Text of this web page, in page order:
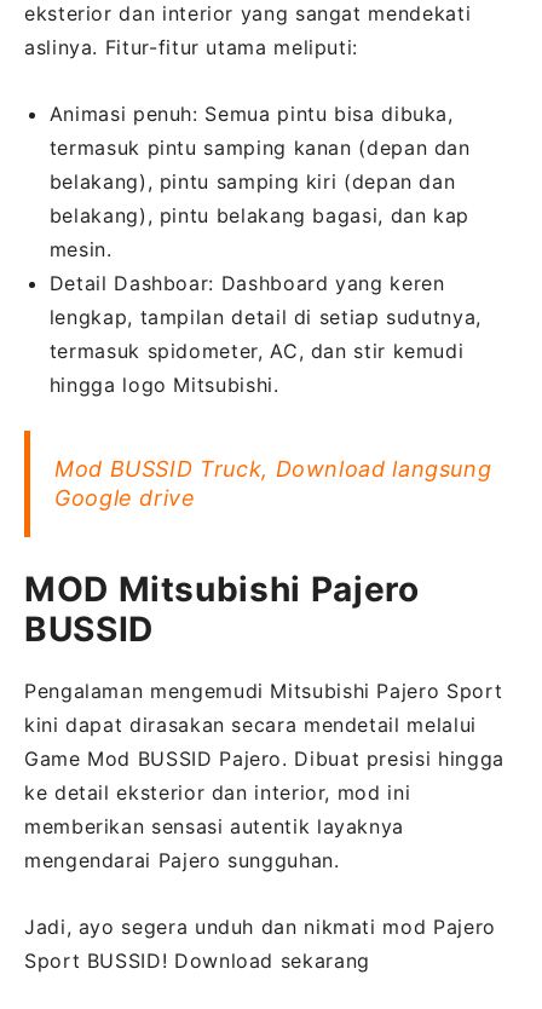
eksterior dan interior yang sangat mendekati
aslinya. Fitur-fitur utama meliputi:
Animasi penuh: Semua pintu bisa dibuka,
termasuk pintu samping kanan (depan dan
belakang), pintu samping kiri (depan dan
belakang), pintu belakang bagasi, dan kap
mesin.
Detail Dashboar: Dashboard yang keren
lengkap, tampilan detail di setiap sudutnya,
termasuk spidometer, AC, dan stir kemudi
hingga logo Mitsubishi.
Mod BUSSID Truck, Download langsung
Google drive
MOD Mitsubishi Pajero
BUSSID
Pengalaman mengemudi Mitsubishi Pajero Sport
kini dapat dirasakan secara mendetail melalui
Game Mod BUSSID Pajero. Dibuat presisi hingga
ke detail eksterior dan interior, mod ini
memberikan sensasi autentik layaknya
mengendarai Pajero sungguhan.
Jadi, ayo segera unduh dan nikmati mod Pajero
Sport BUSSID! Download sekarang